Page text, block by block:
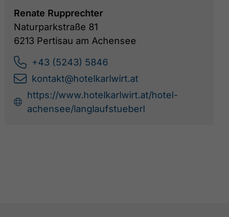
Renate Rupprechter
Naturparkstraße 81
6213 Pertisau am Achensee
+43 (5243) 5846
kontakt@hotelkarlwirt.at
https://www.hotelkarlwirt.at/hotel-
achensee/langlaufstueberl